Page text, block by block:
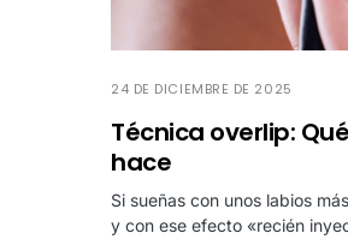
24 DE DICIEMBRE DE 2025
Técnica overlip:
hace
Si sueñas con unos labios
y con ese efecto «recién